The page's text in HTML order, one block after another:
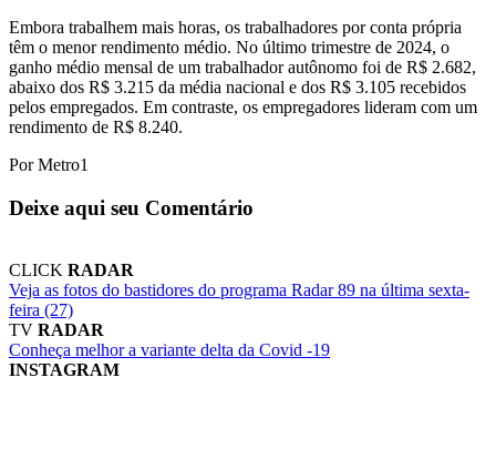
Embora trabalhem mais horas, os trabalhadores por conta própria
têm o menor rendimento médio. No último trimestre de 2024, o
ganho médio mensal de um trabalhador autônomo foi de R$ 2.682,
abaixo dos R$ 3.215 da média nacional e dos R$ 3.105 recebidos
pelos empregados. Em contraste, os empregadores lideram com um
rendimento de R$ 8.240.
Por Metro1
Deixe aqui seu Comentário
CLICK RADAR
Veja as fotos do bastidores do programa Radar 89 na última sexta-
feira (27)
TV RADAR
Conheça melhor a variante delta da Covid -19
INSTAGRAM